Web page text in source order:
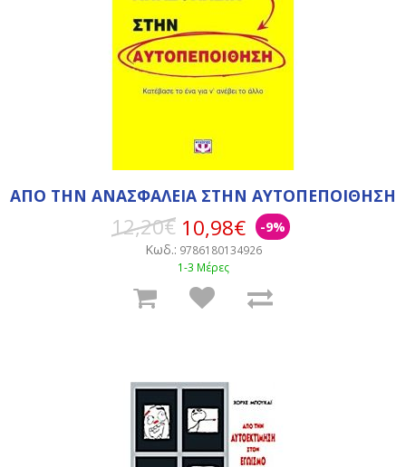
ΑΠΟ ΤΗΝ ΑΝΑΣΦΑΛΕΙΑ ΣΤΗΝ ΑΥΤΟΠΕΠΟΙΘΗΣΗ
12,20€ 10,98€
-9%
Κωδ.: 9786180134926
1-3 Μέρες